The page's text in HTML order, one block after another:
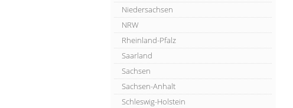
Niedersachsen
NRW
Rheinland-Pfalz
Saarland
Sachsen
Sachsen-Anhalt
Schleswig-Holstein